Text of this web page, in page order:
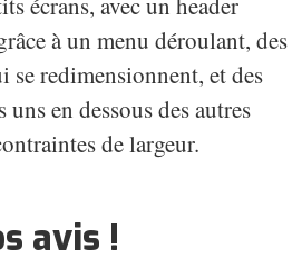
à un menu déroulant, des
se redimensionnent, et des
en dessous des autres
de largeur.
avis !